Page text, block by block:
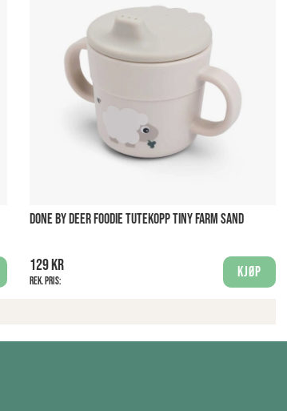
DONE BY DEER FOODIE TUTEKOPP TINY FARM SAND
129 kr
Rek. pris:
Kjøp